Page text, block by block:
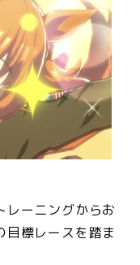
レーニングからお
目標レースを踏ま